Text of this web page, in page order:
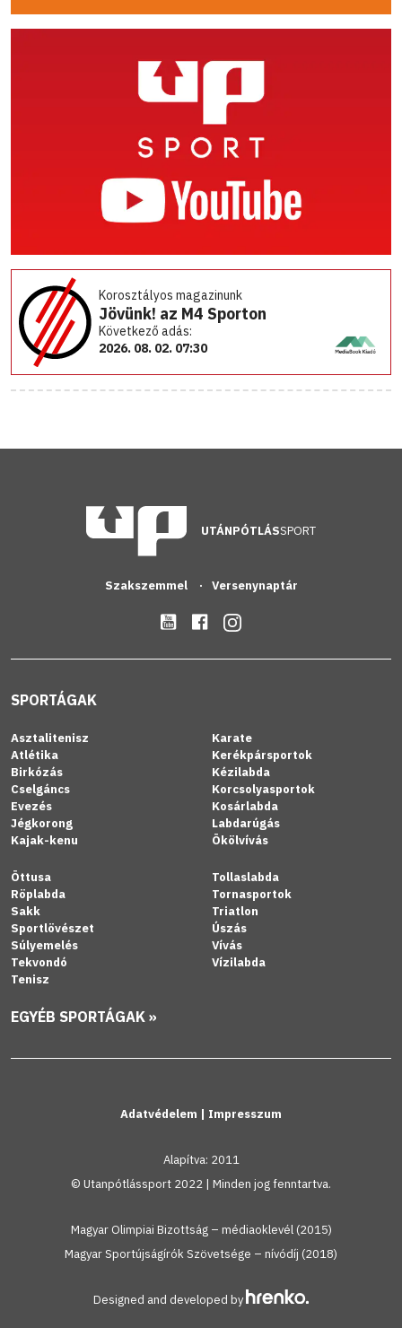
Korosztályos magazinunk
Jövünk! az M4 Sporton
Következő adás:
2026. 08. 02. 07:30
UTÁNPÓTLÁSSPORT
Szakszemmel Versenynaptár
SPORTÁGAK
Asztalitenisz
Atlétika
Birkózás
Cselgáncs
Evezés
Jégkorong
Kajak-kenu
Karate
Kerékpársportok
Kézilabda
Korcsolyasportok
Kosárlabda
Labdarúgás
Ökölvívás
Öttusa
Röplabda
Sakk
Sportlövészet
Súlyemelés
Tekvondó
Tenisz
Tollaslabda
Tornasportok
Triatlon
Úszás
Vívás
Vízilabda
EGYÉB SPORTÁGAK »
Adatvédelem | Impresszum
Alapítva: 2011
© Utanpótlássport 2022 | Minden jog fenntartva.
Magyar Olimpiai Bizottság – médiaoklevél (2015)
Magyar Sportújságírók Szövetsége – nívódíj (2018)
Designed and developed by